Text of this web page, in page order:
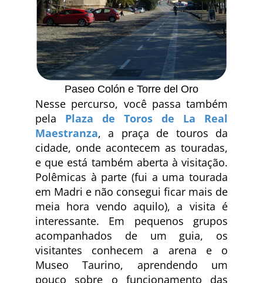
Paseo Colón e Torre del Oro
Nesse percurso, você passa também
pela Plaza de Toros de La Real
Maestranza, a praça de touros da
cidade, onde acontecem as touradas,
e que está também aberta à visitação.
Polêmicas à parte (fui a uma tourada
em Madri e não consegui ficar mais de
meia hora vendo aquilo), a visita é
interessante. Em pequenos grupos
acompanhados de um guia, os
visitantes conhecem a arena e o
Museo Taurino, aprendendo um
pouco sobre o funcionamento das